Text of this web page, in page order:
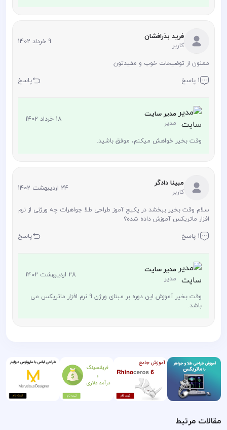
فرید بذرافشان
کاربر 9 خرداد 1402
ممنون از توضیحات خوب و مفیدتون
1 پاسخ پاسخ
مدیر سایت
مدیر 18 خرداد 1402
وقت بخیر خواهش میکنم، موفق باشید.
مبینا دادگر
کاربر 24 اردیبهشت 1402
سلام وقت بخیر ببخشد در پکیج آموز طراحی طلا جواهرات چه ورژنی از نرم
افزار ماتریکس آموزش داده شده؟
1 پاسخ پاسخ
مدیر سایت
مدیر 28 اردیبهشت 1402
وقت بخیر آموزش این دوره بر مبنای ورژن 9 نرم افزار ماتریکس می
باشد.
مقالات مرتبط